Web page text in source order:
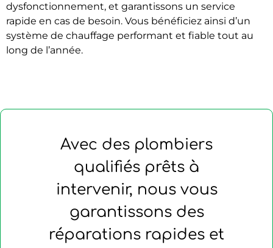
dysfonctionnement, et garantissons un service
rapide en cas de besoin. Vous bénéficiez ainsi d’un
système de chauffage performant et fiable tout au
long de l’année.
Avec des plombiers
qualifiés prêts à
intervenir, nous vous
garantissons des
réparations rapides et